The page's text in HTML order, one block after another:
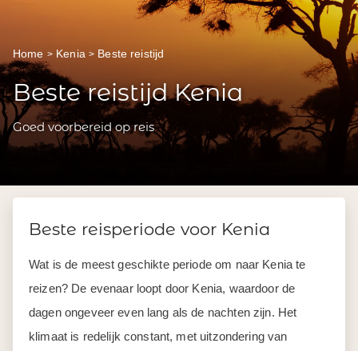
Home Kenia Beste reistijd
Beste reistijd Kenia
Goed voorbereid op reis
Beste reisperiode voor Kenia
Wat is de meest geschikte periode om naar Kenia te
reizen? De evenaar loopt door Kenia, waardoor de
dagen ongeveer even lang als de nachten zijn. Het
klimaat is redelijk constant, met uitzondering van